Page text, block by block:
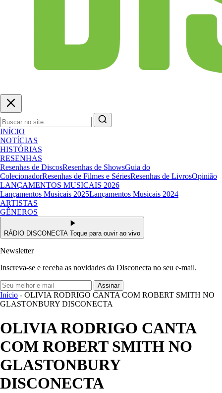
INÍCIO
NOTÍCIAS
HISTÓRIAS
RESENHAS
Resenhas de DiscosResenhas de ShowsGuia do
ColecionadorResenhas de Filmes e SériesResenhas de LivrosOpinião
LANÇAMENTOS MUSICAIS 2026
Lançamentos Musicais 2025Lançamentos Musicais 2024
ARTISTAS
GÊNEROS
RÁDIO DISCONECTA Toque para ouvir ao vivo
Newsletter
Inscreva-se e receba as novidades da Disconecta no seu e-mail.
Assinar
Início - OLIVIA RODRIGO CANTA COM ROBERT SMITH NO
GLASTONBURY DISCONECTA
OLIVIA RODRIGO CANTA
COM ROBERT SMITH NO
GLASTONBURY
DISCONECTA